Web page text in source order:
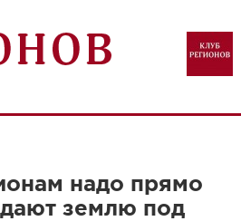
надо прямо
дают землю под